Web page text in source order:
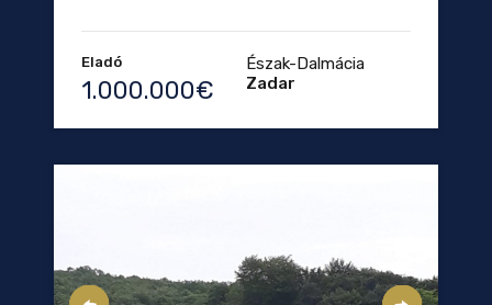
Eladó
1.000.000€
Észak-Dalmácia
Zadar